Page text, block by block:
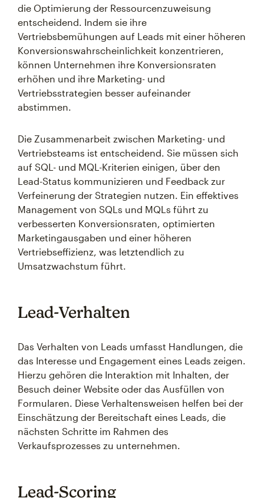
die Optimierung der Ressourcenzuweisung
entscheidend. Indem sie ihre
Vertriebsbemühungen auf Leads mit einer höheren
Konversionswahrscheinlichkeit konzentrieren,
können Unternehmen ihre Konversionsraten
erhöhen und ihre Marketing- und
Vertriebsstrategien besser aufeinander
abstimmen.
Die Zusammenarbeit zwischen Marketing- und
Vertriebsteams ist entscheidend. Sie müssen sich
auf SQL- und MQL-Kriterien einigen, über den
Lead-Status kommunizieren und Feedback zur
Verfeinerung der Strategien nutzen. Ein effektives
Management von SQLs und MQLs führt zu
verbesserten Konversionsraten, optimierten
Marketingausgaben und einer höheren
Vertriebseffizienz, was letztendlich zu
Umsatzwachstum führt.
Lead-Verhalten
Das Verhalten von Leads umfasst Handlungen, die
das Interesse und Engagement eines Leads zeigen.
Hierzu gehören die Interaktion mit Inhalten, der
Besuch deiner Website oder das Ausfüllen von
Formularen. Diese Verhaltensweisen helfen bei der
Einschätzung der Bereitschaft eines Leads, die
nächsten Schritte im Rahmen des
Verkaufsprozesses zu unternehmen.
Lead-Scoring